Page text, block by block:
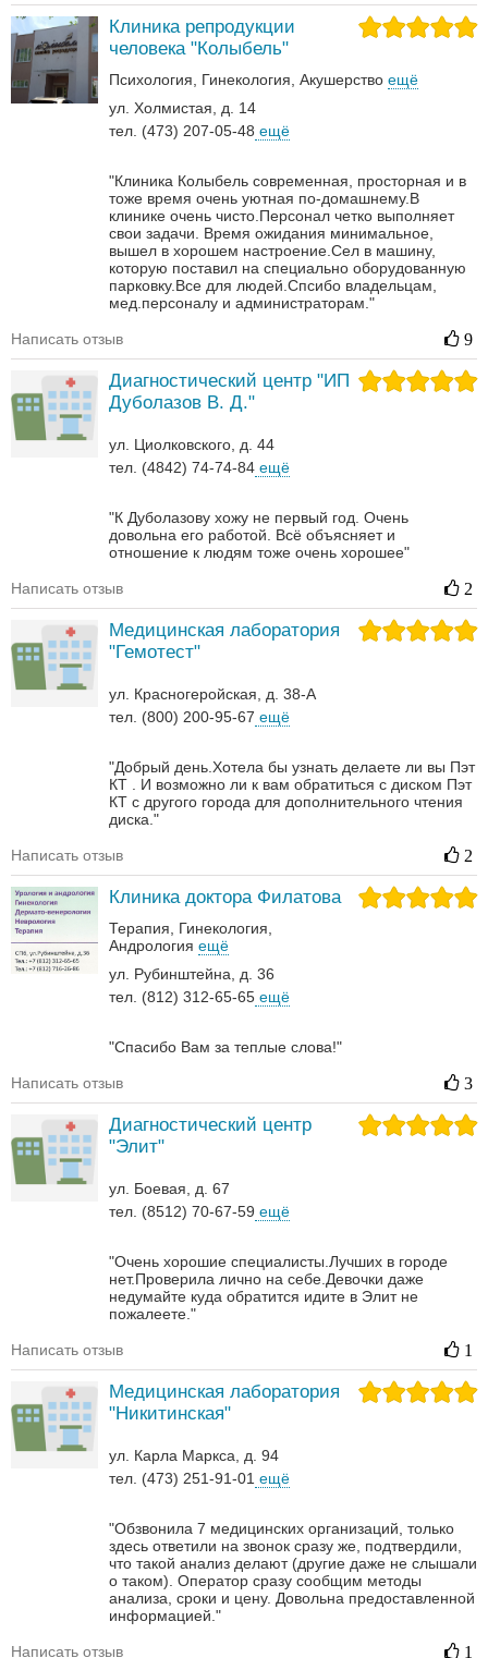
Клиника репродукции
человека "Колыбель"
Психология Гинекология Акушерство ещё
ул. Холмистая, д. 14
тел. (473) 207-05-48 ещё
"Клиника Колыбель современная, просторная и в
тоже время очень уютная по-домашнему.В
клинике очень чисто.Персонал четко выполняет
свои задачи. Время ожидания минимальное,
вышел в хорошем настроение.Сел в машину,
которую поставил на специально оборудованную
парковку.Все для людей.Спсибо владельцам,
мед.персоналу и администраторам."
Написать отзыв 9
Диагностический центр "ИП
Дуболазов В. Д."
ул. Циолковского, д. 44
тел. (4842) 74-74-84 ещё
"К Дуболазову хожу не первый год. Очень
довольна его работой. Всё объясняет и
отношение к людям тоже очень хорошее"
Написать отзыв 2
Медицинская лаборатория
"Гемотест"
ул. Красногеройская, д. 38-А
тел. (800) 200-95-67 ещё
"Добрый день.Хотела бы узнать делаете ли вы Пэт
КТ . И возможно ли к вам обратиться с диском Пэт
КТ с другого города для дополнительного чтения
диска."
Написать отзыв 2
Клиника доктора Филатова
Терапия
Гинекология
Андрология‎ ещё
ул. Рубинштейна, д. 36
тел. (812) 312-65-65 ещё
"Спасибо Вам за теплые слова!"
Написать отзыв 3
Диагностический центр
"Элит"
ул. Боевая, д. 67
тел. (8512) 70-67-59 ещё
"Очень хорошие специалисты.Лучших в городе
нет.Проверила лично на себе.Девочки даже
недумайте куда обратится идите в Элит не
пожалеете."
Написать отзыв 1
Медицинская лаборатория
"Никитинская"
ул. Карла Маркса, д. 94
тел. (473) 251-91-01 ещё
"Обзвонила 7 медицинских организаций, только
здесь ответили на звонок сразу же, подтвердили,
что такой анализ делают (другие даже не слышали
о таком). Оператор сразу сообщим методы
анализа, сроки и цену. Довольна предоставленной
информацией."
Написать отзыв 1